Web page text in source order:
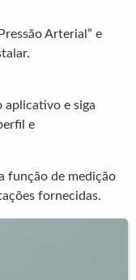
Arterial” e
aplicativo e siga
e
função de medição
fornecidas.